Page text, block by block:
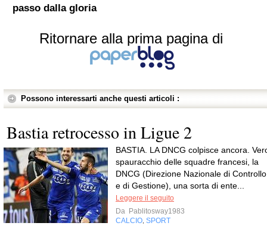
passo dalla gloria
Ritornare alla prima pagina di
Possono interessarti anche questi articoli :
Bastia retrocesso in Ligue 2
BASTIA. LA DNCG colpisce ancora.
spauracchio delle squadre francesi, la
DNCG (Direzione Nazionale di Controllo
e di Gestione), una sorta di ente...
Leggere il seguito
Da Pablitosway1983
CALCIO SPORT